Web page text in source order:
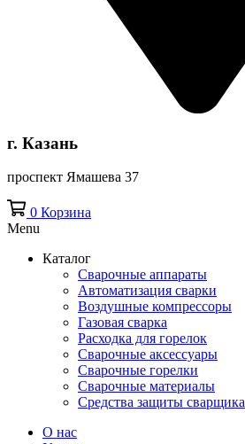
г. Казань
проспект Ямашева 37
0 Корзина
Menu
Каталог
Сварочные аппараты
Автоматизация сварки
Воздушные компрессоры
Газовая сварка
Расходка для горелок
Сварочные аксессуары
Сварочные горелки
Сварочные материалы
Средства защиты сварщика
О нас